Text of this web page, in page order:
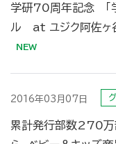
学研70周年記念 「
ル at ユジク阿佐ヶ
2016年03月07日
累計発行部数270万